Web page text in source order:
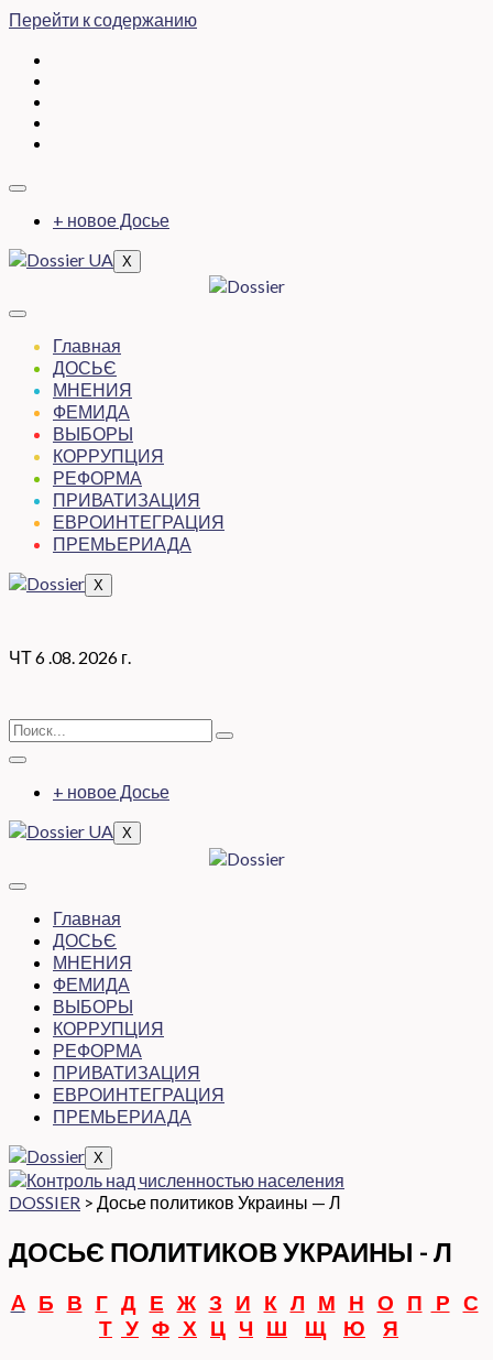
Перейти к содержанию
+ новое Досье
X
Главная
ДОСЬЄ
МНЕНИЯ
ФЕМИДА
ВЫБОРЫ
КОРРУПЦИЯ
РЕФОРМА
ПРИВАТИЗАЦИЯ
ЕВРОИНТЕГРАЦИЯ
ПРЕМЬЕРИАДА
X
ЧТ 6 .08. 2026 г.
+ новое Досье
X
Главная
ДОСЬЄ
МНЕНИЯ
ФЕМИДА
ВЫБОРЫ
КОРРУПЦИЯ
РЕФОРМА
ПРИВАТИЗАЦИЯ
ЕВРОИНТЕГРАЦИЯ
ПРЕМЬЕРИАДА
X
DOSSIER > Досье политиков Украины — Л
ДОСЬЄ ПОЛИТИКОВ УКРАИНЫ - Л
A Б В Г Д Е Ж З И К Л М Н О П Р С
Т У Ф Х Ц Ч Ш Щ Ю Я